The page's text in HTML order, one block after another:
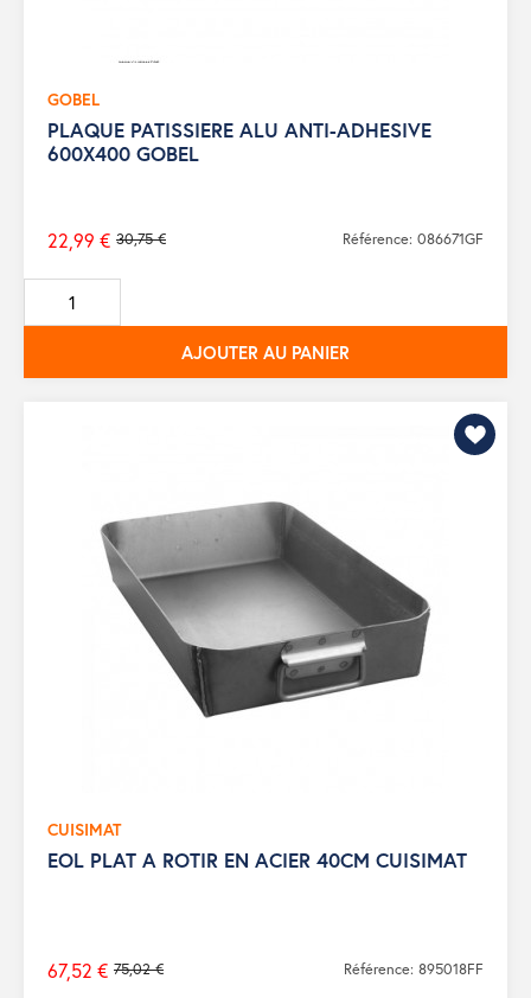
GOBEL
PLAQUE PATISSIERE ALU ANTI-ADHESIVE
600X400 GOBEL
Prix
de
base
30,75 €
22,99 € Référence: 086671GF
AJOUTER AU PANIER
CUISIMAT
EOL PLAT A ROTIR EN ACIER 40CM CUISIMAT
Prix
75,02 €
67,52 € Référence: 895018FF